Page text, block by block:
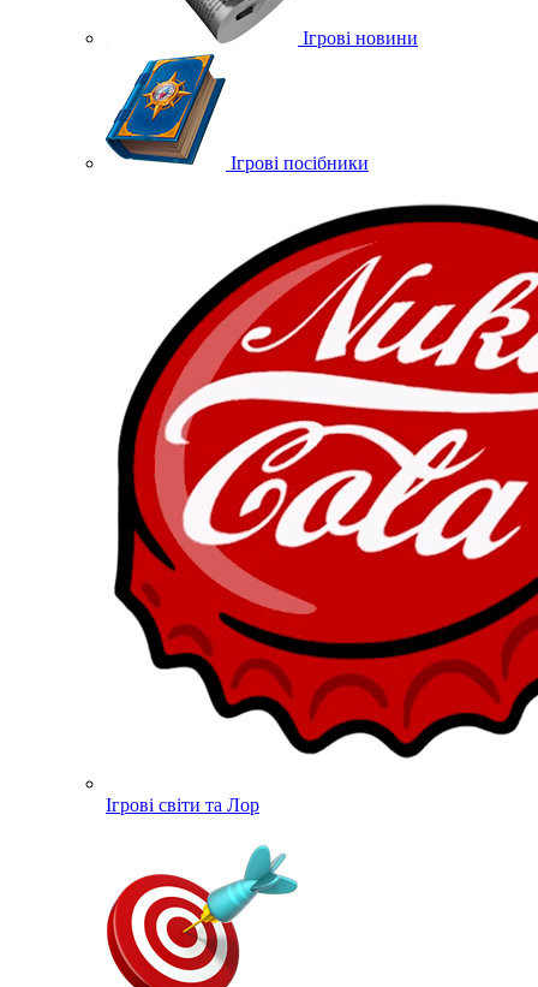
Ігрові новини
Ігрові посібники
Ігрові світи та Лор